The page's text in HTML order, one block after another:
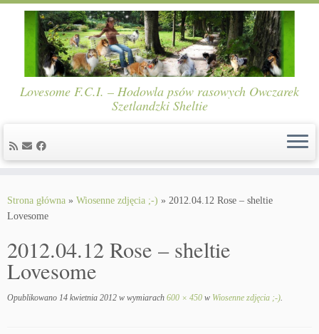
content
Lovesome F.C.I. – Hodowla psów rasowych Owczarek
Szetlandzki Sheltie
Strona główna » Wiosenne zdjęcia ;-) » 2012.04.12 Rose – sheltie
Lovesome
2012.04.12 Rose – sheltie
Lovesome
Opublikowano 14 kwietnia 2012 w wymiarach 600 × 450 w Wiosenne zdjęcia ;-).